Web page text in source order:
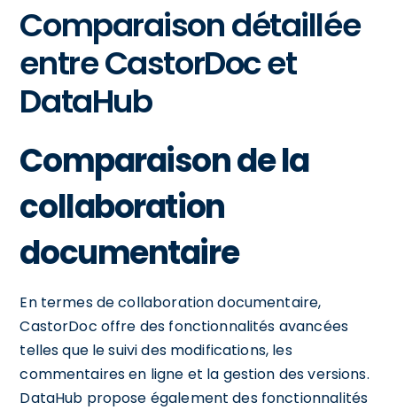
Comparaison détaillée
entre CastorDoc et
DataHub
Comparaison de la
collaboration
documentaire
En termes de collaboration documentaire,
CastorDoc offre des fonctionnalités avancées
telles que le suivi des modifications, les
commentaires en ligne et la gestion des versions.
DataHub propose également des fonctionnalités